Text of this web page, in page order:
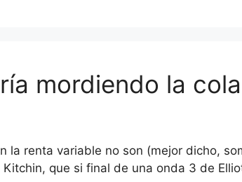
mordiendo la
renta variable no son (mejor dicho,
que si final de una onda 3 de